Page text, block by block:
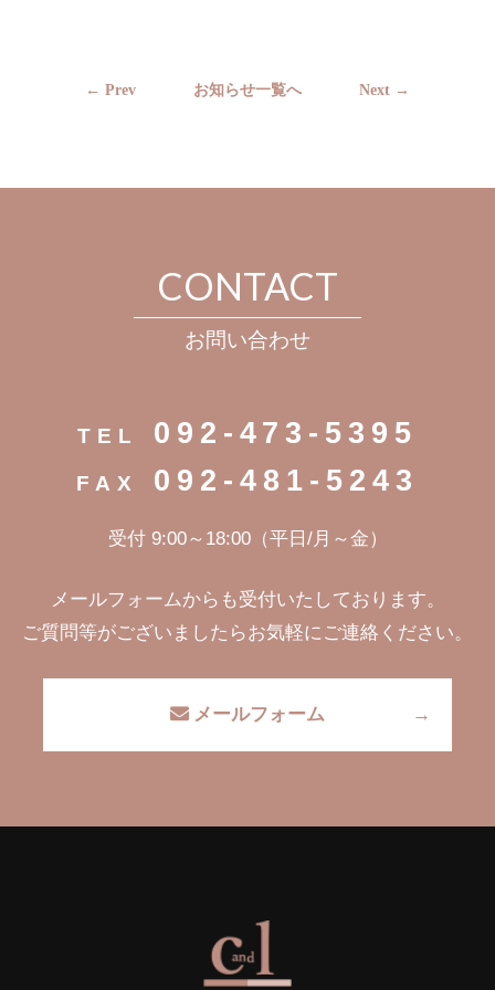
← Prev お知らせ一覧へ Next →
CONTACT
お問い合わせ
TEL 092-473-5395
FAX 092-481-5243
受付 9:00～18:00（平日/月～金）
メールフォームからも受付いたしております。
ご質問等がございましたらお気軽にご連絡ください。
メールフォーム